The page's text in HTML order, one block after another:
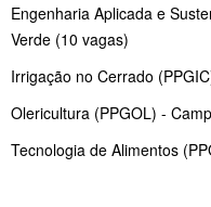
Engenharia Aplicada e
Verde (10 vagas)
Irrigação no Cerrado
Olericultura (PPGOL) -
Tecnologia de Alimentos